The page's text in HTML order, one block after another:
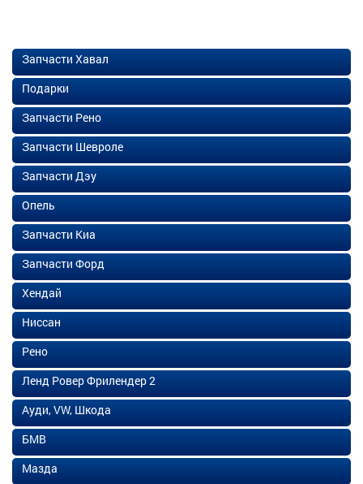
Запчасти Хавал
Подарки
Запчасти Рено
Запчасти Шевроле
Запчасти Дэу
Опель
Запчасти Киа
Запчасти Форд
Хендай
Ниссан
Рено
Ленд Ровер Фрилендер 2
Ауди, VW, Шкода
БМВ
Мазда